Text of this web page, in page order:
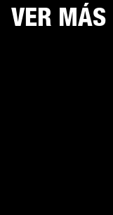
VER MÁS